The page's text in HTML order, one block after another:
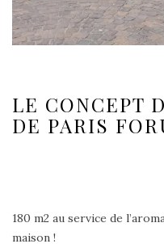
LE CONCEPT
DE PARIS
180 m2 au service de
maison !